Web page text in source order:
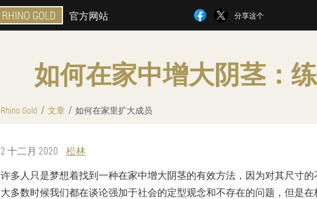
RHINO GOLD 官方网站 分享这个
如何在家中增大阴茎：
Rhino Gold 文章 如何在家里扩大成员
2 十二月 2020
松林
许多人只是梦想着找到一种在家中增大阴茎的有效方法，因为对其尺寸的
大多数时候我们都在谈论强加于社会的定型观念和不存在的问题，但是